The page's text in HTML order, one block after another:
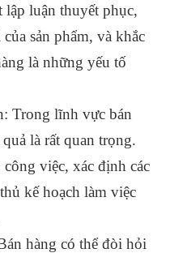
lập luận thuyết phục,
sản phẩm, và khắc
là những yếu tố
Trong lĩnh vực bán
là rất quan trọng.
việc, xác định các
kế hoạch làm việc
hàng có thể đòi hỏi